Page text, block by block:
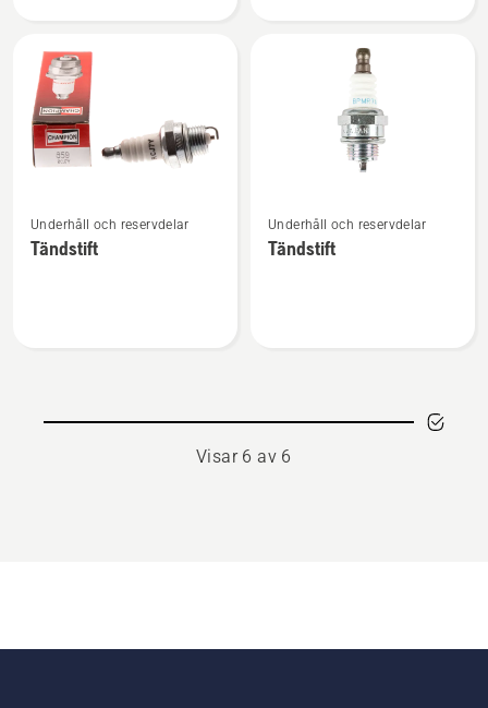
mer
information
Underhåll och reservdelar
Tändstift
mer
information
Underhåll och reservdelar
Tändstift
Visar 6 av 6